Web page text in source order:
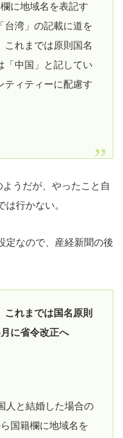
に地域名を表記す
台湾」の記載に道を
これまでは原則国名
「中国」と記してい
ティティーに配慮す
うだが、やったこと自
行かない。
定なので、産経新聞の後
れまでは国名原則
に省令改正へ
人と結婚した場合の
国籍欄に地域名を